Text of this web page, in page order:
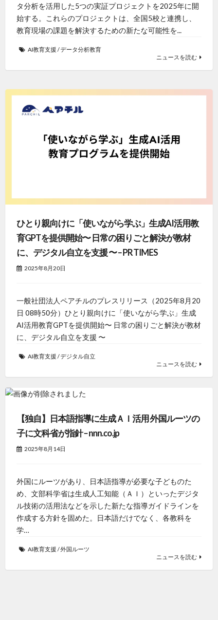
タ分析を活用した5つの実証プロジェクトを2025年に開
始する。これらのプロジェクトは、全国5校と連携し、
教育現場の課題を解決するための新たな可能性を...
AI教育支援 /データ分析教育
ニュースを読む
ひとり親向けに「使いながら学ぶ」生成AI活用教
育GPTを提供開始〜 日常の困りごと解決が教材
に、デジタル自立を支援 〜 – PR TIMES
2025年8月20日
一般社団法人ペアチルのプレスリリース（2025年8月20
日 08時50分）ひとり親向けに「使いながら学ぶ」生成
AI活用教育GPTを提供開始〜 日常の困りごと解決が教材
に、デジタル自立を支援 〜
AI教育支援 /デジタル自立
ニュースを読む
【独自】日本語指導に生成ＡＩ活用 外国ルーツの
子に文科省が指針 – nnn.co.jp
2025年8月14日
外国にルーツがあり、日本語指導が必要な子どものた
め、文部科学省は生成人工知能（ＡＩ）といったデジタ
ル技術の活用法などを示した新たな指導ガイドラインを
作成する方針を固めた。日本語だけでなく、各教科を
学…
AI教育支援 /外国ルーツ
ニュースを読む